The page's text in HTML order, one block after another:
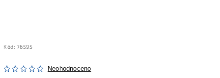
Kód: 76595
Neohodnoceno